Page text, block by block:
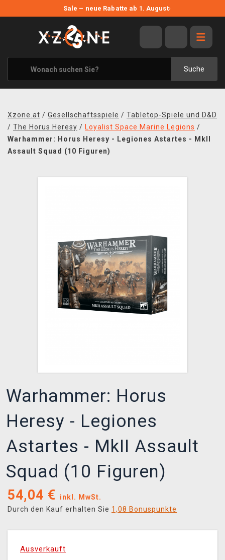
Sale – neue Rabatte ab 1. August›
Suche
ANGEBOTE
ALLE MARKEN
XZONE ORIGINALS
KLEIDUNG & ACCESSOIRES
BÜCHER & COMICS
BRETT- UND KARTENSPIELE
Xzone.at / Gesellschaftsspiele / Tabletop-Spiele und D&D
/ The Horus Heresy / Loyalist Space Marine Legions /
Warhammer: Horus Heresy - Legiones Astartes - MkII
Assault Squad (10 Figuren)
Warhammer: Horus
Heresy - Legiones
Astartes - MkII Assault
Squad (10 Figuren)
54,04 €
inkl. MwSt.
Durch den Kauf erhalten Sie 1,08 Bonuspunkte
Ausverkauft